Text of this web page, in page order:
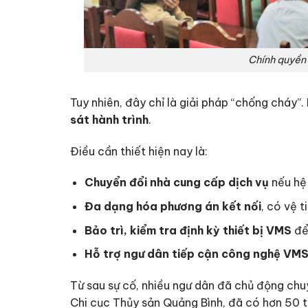
Chính
Tuy nhiên, đây chỉ là giải pháp “chống
sát hành trình.
Điều cần thiết hiện nay là:
Chuyển đổi nhà cung cấp dịch vụ nếu
Đa dạng hóa phương án kết nối, có vệ
Bảo trì, kiểm tra định kỳ thiết bị VMS
Hỗ trợ ngư dân tiếp cận công nghệ
Từ sau sự cố, nhiều ngư dân đã chủ động
Chi cục Thủy sản Quảng Bình, đã có hơn